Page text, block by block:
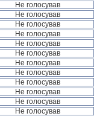
Не голосував
Не голосував
Не голосував
Не голосував
Не голосував
Не голосував
Не голосував
Не голосував
Не голосував
Не голосував
Не голосував
Не голосував